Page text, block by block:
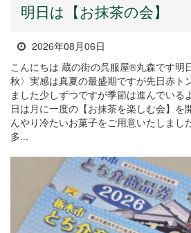
明日は【お抹茶の会】
2026年08月06日
こんにちは 蔵の街の呉服屋®丸森です明
秋〉実感は真夏の最盛期ですが先日赤ト
ました少しずつですが季節は進んでいる
日は月に一度の【お抹茶を楽しむ会】を
んやり冷たいお菓子をご用意いたしまし
多...